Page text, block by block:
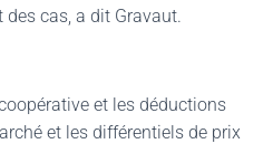
cas, a dit Gravaut.
et les déductions
et les différentiels de prix